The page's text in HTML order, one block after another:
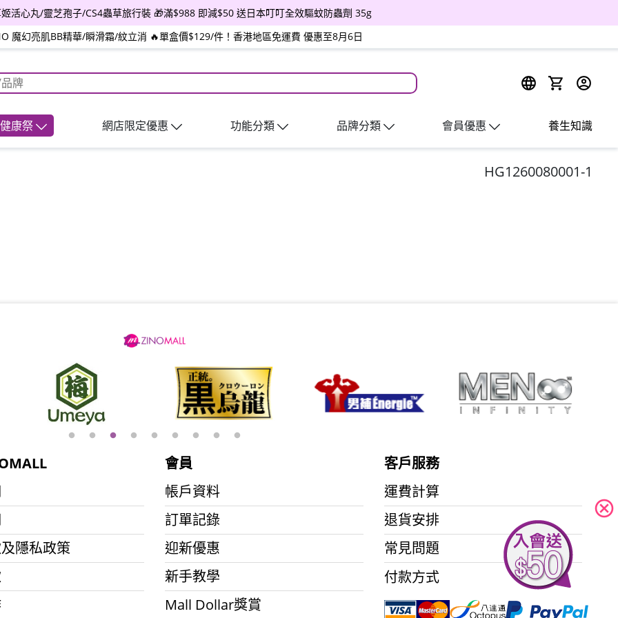
活心丸/靈芝孢子/CS4蟲草旅行裝 🎁滿$988 即減$50 送日本叮叮全效驅蚊防蟲劑 35g
魔幻亮肌BB精華/瞬滑霜/紋立消 🔥單盒價$129/件！香港地區免運費 優惠至8月6日
康祭 網店限定優惠 功能分類 品牌分類 會員優惠 養生知識
HG1260080001-1
隱私政策
會員
帳戶資料
訂單記錄
迎新優惠
新手教學
Mall Dollar獎賞
客戶服務
運費計算
退貨安排
常見問題
付款方式
cancel